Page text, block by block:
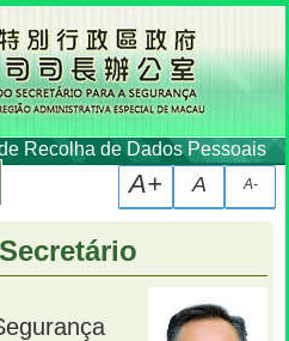
Recolha de Dados Pessoais
A-
A
A+